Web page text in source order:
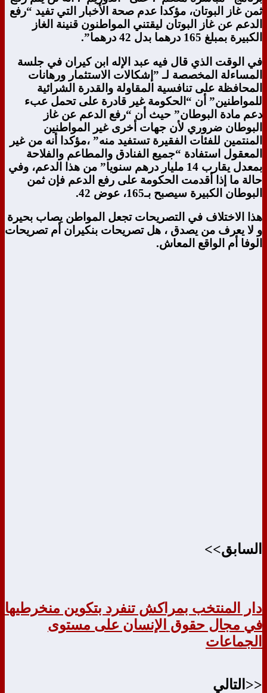
ثمن غاز البوتان، مؤكدا عدم صحة الأخبار التي تفيد “رفع
الدعم عن غاز البوتان ليقتني المواطنون قنينة الغاز
الكبيرة بمبلغ 165 درهما بدل 42 درهما”.
في الوقت الذي قال فيه عبد الإله ابن كيران في جلسة
المساءلة المخصصة لـ ”إشكالات الاستثمار ورهانات
المحافظة على تنافسية المقاولة والقدرة الشرائية
للمواطنين” أن “الحكومة غير قادرة على تحمل عبء
دعم مادة البوطان” حيث أن “رفع الدعم عن غاز
البوطان ضروري لأن جهات أخرى غير المواطنين
المنتمين للفئات الفقيرة تستفيد منه” ،مؤكدا أنه من غير
المعقول استفادة “جميع الفنادق والمطاعم والفلاحة
بمعدل يقارب 14 مليار درهم سنويا” من هذا الدعم، وفي
حالة ما إذا أقدمت الحكومة على رفع الدعم فإن ثمن
البوطان الكبيرة سيصبح بـ165، عوض 42.
هذا الاختلاف في التصريحات تجعل المواطن يصاب بحيرة
و لا يعرف من يصدق ، هل تصريحات بنكيران أم تصريحات
الوفا أم الواقع المعاش.
السابق>>
دار المنتخب بمراكش تنفرد بتكوين منخرطيها
في مجال حقوق الإنسان على مستوى
الجماعات
<<التالي